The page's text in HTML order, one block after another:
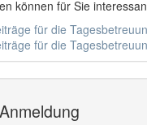
können für Sie
für die
für die